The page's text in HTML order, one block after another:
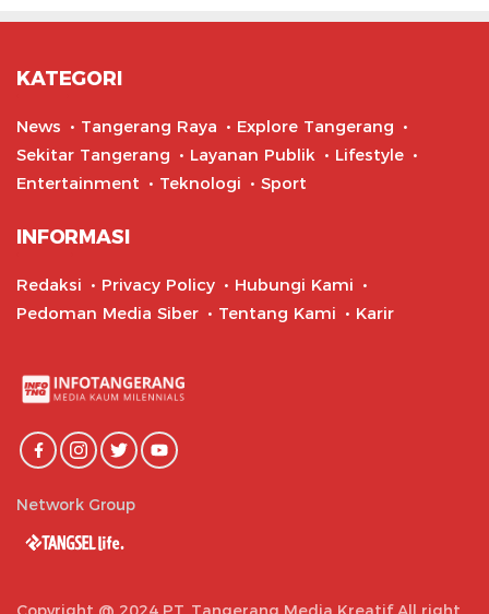
KATEGORI
News Tangerang Raya
Explore Tangerang
Sekitar Tangerang
Layanan Publik
Lifestyle
Entertainment
Teknologi Sport
INFORMASI
Redaksi Privacy Policy
Hubungi Kami
Pedoman Media Siber
Tentang Kami Karir
Network Group